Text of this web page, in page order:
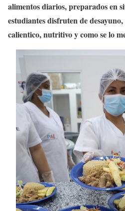
alimentos diarios, preparados en
estudiantes disfruten de
calientico, nutritivo y como se lo